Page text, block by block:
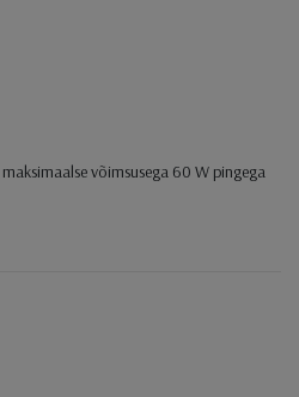
võimsusega 60 W pingega